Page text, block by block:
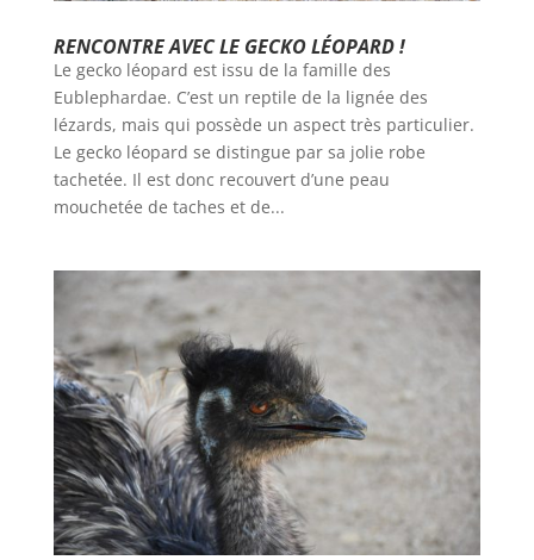
RENCONTRE AVEC LE GECKO LÉOPARD !
Le gecko léopard est issu de la famille des
Eublephardae. C’est un reptile de la lignée des
lézards, mais qui possède un aspect très particulier.
Le gecko léopard se distingue par sa jolie robe
tachetée. Il est donc recouvert d’une peau
mouchetée de taches et de...